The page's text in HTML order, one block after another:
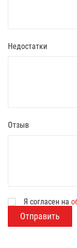
Недостатки
Отзыв
з
Я согласен на